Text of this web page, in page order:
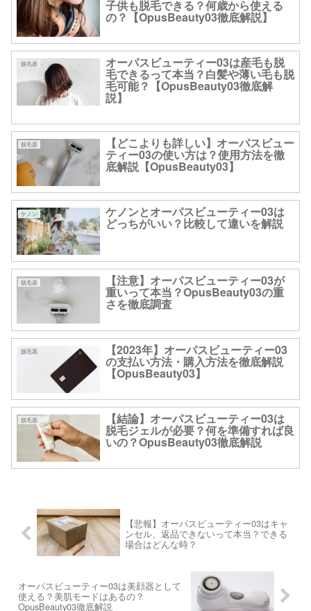
子供も脱毛できる？何歳から使える
の？【OpusBeauty03徹底解説】
脱毛器 オーパスビューティー03は産毛も脱
毛できるって本当？白髪や薄い毛も脱
毛可能？【OpusBeauty03徹底解
説】
脱毛器 【どこよりも詳しい】オーパスビュー
ティー03の使い方は？使用方法を徹
底解説【OpusBeauty03】
ケノン ケノンとオーパスビューティー03は
どっちがいい？比較して違いを解説
脱毛器 【注意】オーパスビューティー03が
重いって本当？OpusBeauty03の重
さを徹底調査
脱毛器 【2023年】オーパスビューティー03
の支払い方法・購入方法を徹底解説
【OpusBeauty03】
脱毛器 【結論】オーパスビューティー03は
脱毛ジェルが必要？何を準備すれば良
いの？OpusBeauty03徹底解説
【悲報】オーパスビューティー03はキャ
ンセル、返品できないって本当？できる
場合はどんな時？
オーパスビューティー03は美顔器として
使える？美肌モードはあるの？
OpusBeauty03徹底解説